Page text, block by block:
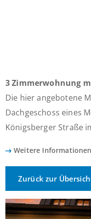
3 Zimmerwohnung
Die hier angebotene
Dachgeschoss eines
Königsberger Straße
Weitere
Zurück zur